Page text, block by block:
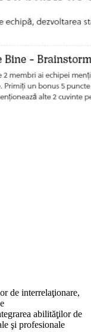
de interrelaţionare,
abilităţilor de
şi profesionale